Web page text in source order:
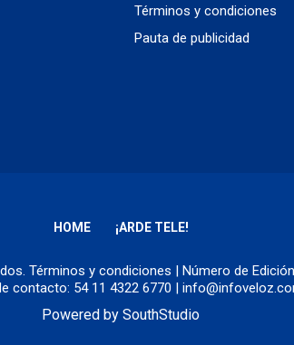
Términos y condiciones
Pauta de publicidad
HOME ¡ARDE TELE!
Términos y condiciones | Número de
contacto: 54 11 4322 6770 |
Powered by SouthStudio